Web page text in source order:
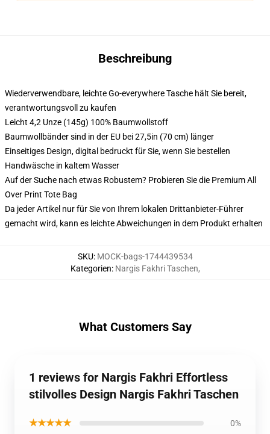
Beschreibung
Wiederverwendbare, leichte Go-everywhere Tasche hält Sie bereit,
verantwortungsvoll zu kaufen
Leicht 4,2 Unze (145g) 100% Baumwollstoff
Baumwollbänder sind in der EU bei 27,5in (70 cm) länger
Einseitiges Design, digital bedruckt für Sie, wenn Sie bestellen
Handwäsche in kaltem Wasser
Auf der Suche nach etwas Robustem? Probieren Sie die Premium All
Over Print Tote Bag
Da jeder Artikel nur für Sie von Ihrem lokalen Drittanbieter-Führer
gemacht wird, kann es leichte Abweichungen in dem Produkt erhalten
SKU: MOCK-bags-1744439534
Kategorien: Nargis Fakhri Taschen,
What Customers Say
1 reviews for Nargis Fakhri Effortless
stilvolles Design Nargis Fakhri Taschen
★★★★★ 0%